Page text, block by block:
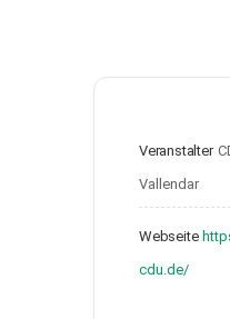
Veranstalter
Vallendar
Webseite
cdu.de/